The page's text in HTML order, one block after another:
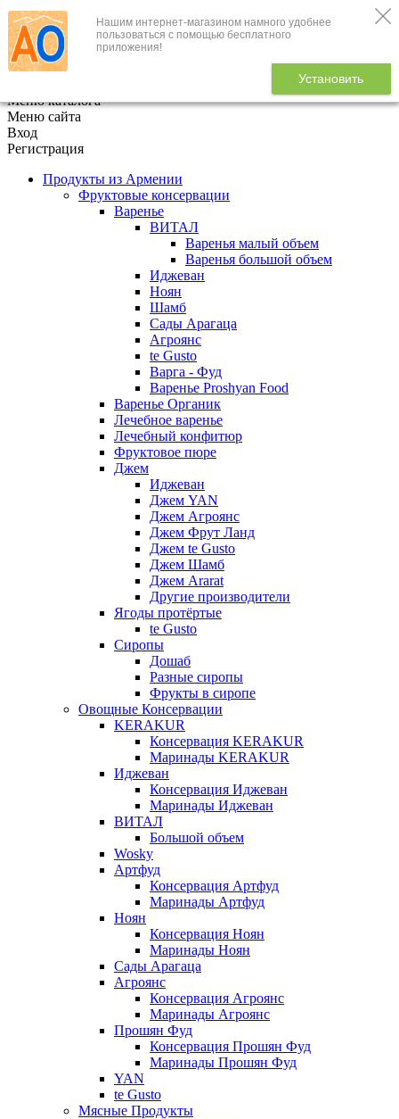
Нашим интернет-магазином намного удобнее
пользоваться с помощью бесплатного
приложения!
Установить
+7 (495) 646-888-1
В корзине
Меню каталога
Меню сайта
Вход
Регистрация
Продукты из Армении
Фруктовые консервации
Варенье
ВИТАЛ
Варенья малый объем
Варенья большой объем
Иджеван
Ноян
Шамб
Сады Арагаца
Агроянс
te Gusto
Варга - Фуд
Варенье Proshyan Food
Варенье Органик
Лечебное варенье
Лечебный конфитюр
Фруктовое пюре
Джем
Иджеван
Джем YAN
Джем Агроянс
Джем Фрут Ланд
Джем te Gusto
Джем Шамб
Джем Ararat
Другие производители
Ягоды протёртые
te Gusto
Сиропы
Дошаб
Разные сиропы
Фрукты в сиропе
Овощные Консервации
KERAKUR
Консервация KERAKUR
Маринады KERAKUR
Иджеван
Консервация Иджеван
Маринады Иджеван
ВИТАЛ
Большой объем
Wosky
Артфуд
Консервация Артфуд
Маринады Артфуд
Ноян
Консервация Ноян
Маринады Ноян
Сады Арагаца
Агроянс
Консервация Агроянс
Маринады Агроянс
Прошян Фуд
Консервация Прошян Фуд
Маринады Прошян Фуд
YAN
te Gusto
Мясные Продукты